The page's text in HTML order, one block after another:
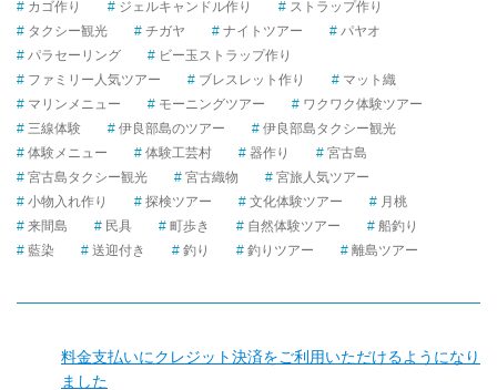
カゴ作り
ジェルキャンドル作り
ストラップ作り
タクシー観光
チガヤ ナイトツアー
パヤオ
パラセーリング
ビー玉ストラップ作り
ファミリー人気ツアー
ブレスレット作り
マット織
マリンメニュー
モーニングツアー
ワクワク体験ツアー
三線体験
伊良部島のツアー
伊良部島タクシー観光
体験メニュー
体験工芸村 器作り
宮古島
宮古島タクシー観光
宮古織物
宮旅人気ツアー
小物入れ作り
探検ツアー 文化体験ツアー
月桃
来間島
民具 町歩き 自然体験ツアー
船釣り
藍染
送迎付き 釣り 釣りツアー 離島ツアー
料金支払いにクレジット決済をご利用いただけるようになり
ました